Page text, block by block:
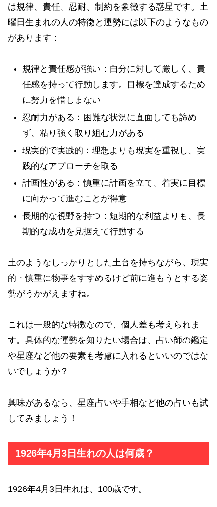
は規律、責任、忍耐、制約を象徴する惑星です。土
曜日生まれの人の特徴と運勢には以下のようなもの
があります：
規律と責任感が強い：自分に対して厳しく、責
任感を持って行動します。目標を達成するため
に努力を惜しまない
忍耐力がある：困難な状況に直面しても諦め
ず、粘り強く取り組む力がある
現実的で実践的：理想よりも現実を重視し、実
践的なアプローチを取る
計画性がある：慎重に計画を立て、着実に目標
に向かって進むことが得意
長期的な視野を持つ：短期的な利益よりも、長
期的な成功を見据えて行動する
土のようなしっかりとした土台を持ちながら、現実
的・慎重に物事をすすめるけど前に進もうとする姿
勢がうかがえますね。
これは一般的な特徴なので、個人差も考えられま
す。具体的な運勢を知りたい場合は、占い師の鑑定
や星座など他の要素も考慮に入れるといいのではな
いでしょうか？
興味があるなら、星座占いや手相など他の占いも試
してみましょう！
1926年4月3日生れの人は何歳？
1926年4月3日生れは、100歳です。